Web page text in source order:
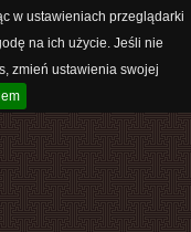
w ustawieniach przeglądarki
na ich użycie. Jeśli nie
zmień ustawienia swojej